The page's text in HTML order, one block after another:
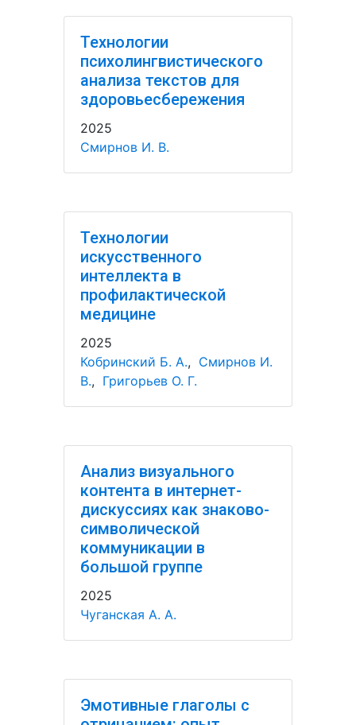
Технологии
психолингвистического
анализа текстов для
здоровьесбережения
2025
Смирнов И. В.
Технологии
искусственного
интеллекта в
профилактической
медицине
2025
Кобринский Б. А., Смирнов И.
В., Григорьев О. Г.
Анализ визуального
контента в интернет-
дискуссиях как знаково-
символической
коммуникации в
большой группе
2025
Чуганская А. А.
Эмотивные глаголы с